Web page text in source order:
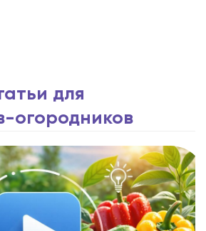
для
огородников